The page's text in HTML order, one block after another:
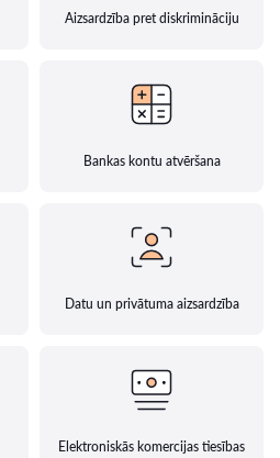
Aizsardzība pret diskrimināciju
Bankas kontu atvēršana
Datu un privātuma aizsardzība
Elektroniskās komercijas tiesības